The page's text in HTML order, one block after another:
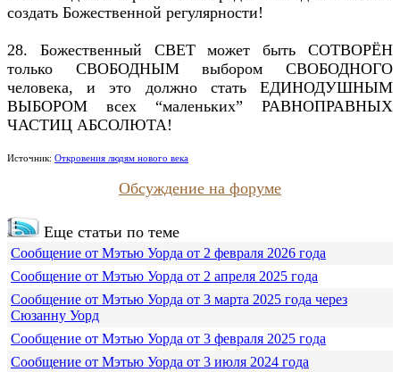
создать Божественной регулярности!
28. Божественный СВЕТ может быть СОТВОРЁН
только СВОБОДНЫМ выбором СВОБОДНОГО
человека, и это должно стать ЕДИНОДУШНЫМ
ВЫБОРОМ всех “маленьких” РАВНОПРАВНЫХ
ЧАСТИЦ АБСОЛЮТА!
Источник: Откровения людям нового века
Обсуждение на форуме
Еще статьи по теме
Сообщение от Мэтью Уорда от 2 февраля 2026 года
Сообщение от Мэтью Уорда от 2 апреля 2025 года
Сообщение от Мэтью Уорда от 3 марта 2025 года через
Сюзанну Уорд
Сообщение от Мэтью Уорда от 3 февраля 2025 года
Сообщение от Мэтью Уорда от 3 июля 2024 года